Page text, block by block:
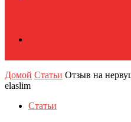
Домой Статьи Отзыв на
elaslim
Статьи